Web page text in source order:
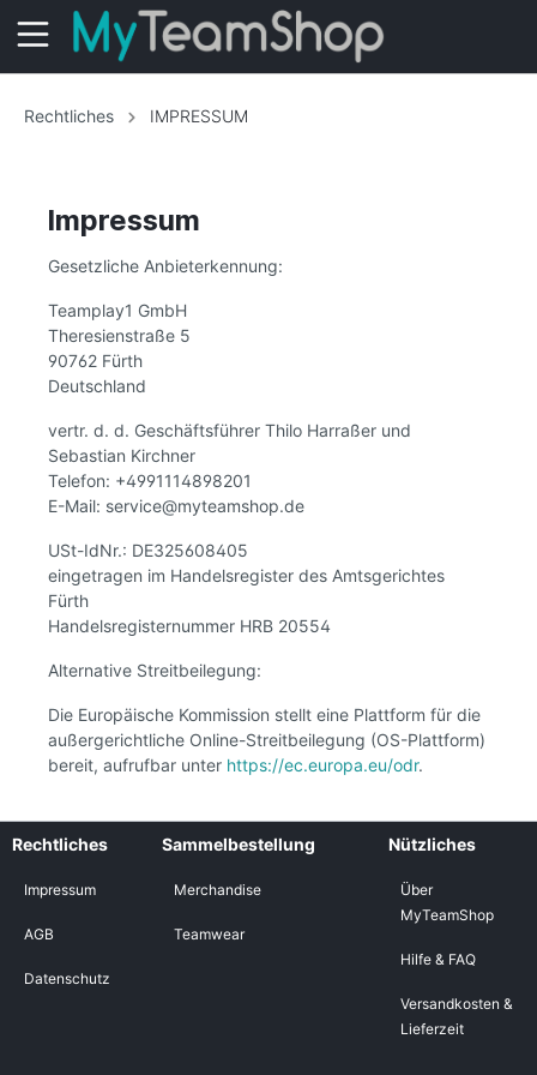
Rechtliches IMPRESSUM
Impressum
Gesetzliche Anbieterkennung:
Teamplay1 GmbH
Theresienstraße 5
90762 Fürth
Deutschland
vertr. d. d. Geschäftsführer Thilo Harraßer und
Sebastian Kirchner
Telefon: +4991114898201
E-Mail: service@myteamshop.de
USt-IdNr.: DE325608405
eingetragen im Handelsregister des Amtsgerichtes
Fürth
Handelsregisternummer HRB 20554
Alternative Streitbeilegung:
Die Europäische Kommission stellt eine Plattform für die
außergerichtliche Online-Streitbeilegung (OS-Plattform)
bereit, aufrufbar unter https://ec.europa.eu/odr.
Rechtliches
Impressum
AGB
Datenschutz
Sammelbestellung
Merchandise
Teamwear
Nützliches
Über
MyTeamShop
Hilfe & FAQ
Versandkosten &
Lieferzeit